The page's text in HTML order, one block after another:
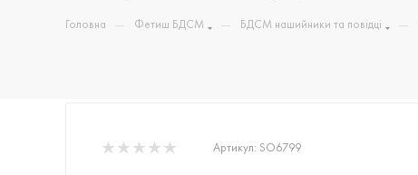
Головна — Фетиш БДСМ — БДСМ нашийники та повідці —
Артикул: SO6799